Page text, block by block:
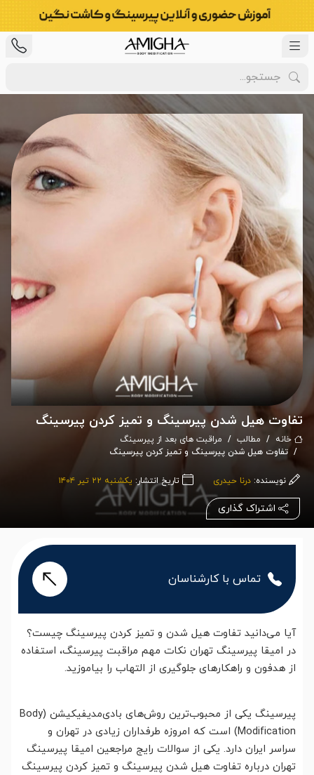
تفاوت هیل شدن پیرسینگ و تمیز کردن پیرسینگ
خانه مطالب
مراقبت های بعد از پیرسینگ
تفاوت هیل شدن پیرسینگ و تمیز کردن پیرسینگ
نویسنده: درنا حیدری تاریخ انتشار: یکشنبه ۲۲ تیر ۱۴۰۴
اشتراک گذاری
تماس با کارشناسان
آیا می‌دانید تفاوت هیل شدن و تمیز کردن پیرسینگ چیست؟
در امیقا پیرسینگ تهران نکات مهم مراقبت پیرسینگ، استفاده
از هدفون و راهکارهای جلوگیری از التهاب را بیاموزید.
پیرسینگ یکی از محبوب‌ترین روش‌های بادی‌مدیفیکیشن (Body
Modification) است که امروزه طرفداران زیادی در تهران و
سراسر ایران دارد. یکی از سوالات رایج مراجعین امیقا پیرسینگ
تهران درباره تفاوت هیل شدن پیرسینگ و تمیز کردن پیرسینگ